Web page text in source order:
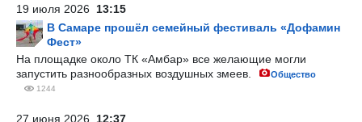
19 июля 2026 13:15
В Самаре прошёл семейный фестиваль «Дофамин
Фест»
На площадке около ТК «Амбар» все желающие могли
запустить разнообразных воздушных змеев.
Общество
1244
27 июня 2026 12:37